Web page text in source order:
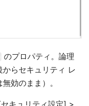
のプロパティ。論理
らセキュリティ レ
効のまま）。
キュリティ設定] >